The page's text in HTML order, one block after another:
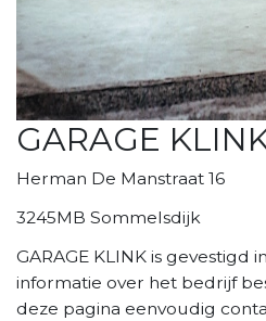
GARAGE
Herman De Manstraat 16
3245MB Sommelsdijk
GARAGE KLINK is gevestigd
informatie over het bedrijf
deze pagina eenvoudig